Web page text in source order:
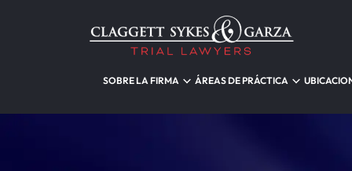
SOBRE LA FIRMA ÁREAS DE PRÁCTICA